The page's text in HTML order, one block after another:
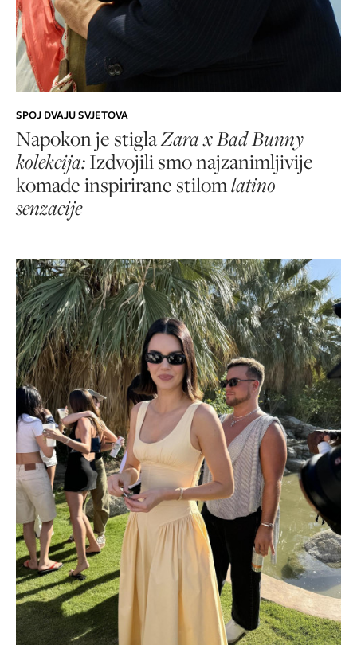
SPOJ DVAJU SVJETOVA
Napokon je stiglaZara x Bad Bunny
kolekcija:Izdvojili smo najzanimljivije
komade inspirirane stilomlatino
senzacije